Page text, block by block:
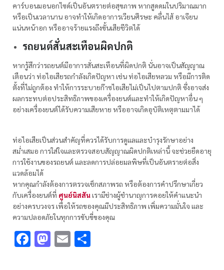
คาร์บอนมอนอกไซด์เป็นอันตรายต่อสุขภาพ หากสูดดมในปริมาณมาก
หรือเป็นเวลานาน อาจทำให้เกิดอาการเวียนศีรษะ คลื่นไส้ อาเจียน
แน่นหน้าอก หรืออาจร้ายแรงถึงขั้นเสียชีวิตได้
รถยนต์สั่นสะเทือนผิดปกติ
หากรู้สึกว่ารถยนต์มีอาการสั่นสะเทือนที่ผิดปกติ นั่นอาจเป็นสัญญาณ
เตือนว่า ท่อไอเสียรถกำลังเกิดปัญหา เช่น ท่อไอเสียหลวม หรือมีการติด
ตั้งที่ไม่ถูกต้อง ทำให้การระบายก๊าซไอเสียไม่เป็นไปตามปกติ ซึ่งอาจส่ง
ผลกระทบต่อประสิทธิภาพของเครื่องยนต์และทำให้เกิดปัญหาอื่น ๆ
อย่างเครื่องยนต์ได้รับความเสียหาย หรืออาจเกิดอุบัติเหตุตามมาได้
ท่อไอเสียเป็นส่วนสำคัญที่ควรได้รับการดูแลและบำรุงรักษาอย่าง
สม่ำเสมอ การใส่ใจและตรวจสอบสัญญาณผิดปกติเหล่านี้ จะช่วยยืดอายุ
การใช้งานของรถยนต์ และลดการปล่อยมลพิษที่เป็นอันตรายต่อสิ่ง
แวดล้อมได้
หากคุณกำลังต้องการตรวจเช็กสภาพรถ หรือต้องการคำปรึกษาเกี่ยว
กับเครื่องยนต์ที่ ศูนย์นิสสันเรามีช่างผู้ชำนาญการคอยให้คำแนะนำ
อย่างครบวงจร เพื่อให้รถของคุณมีประสิทธิภาพ เพิ่มความมั่นใจ และ
ความปลอดภัยในทุกการขับขี่ของคุณ
Facebook
Mastodon
Email